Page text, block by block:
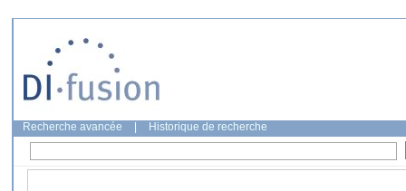
Recherche avancée Historique de recherche